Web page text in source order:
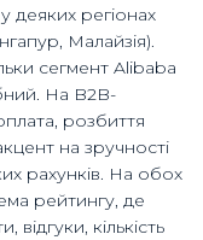
деяких регіонах
Малайзія).
сегмент Alibaba
На B2B-
розбиття
на зручності
рахунків. На обох
рейтингу, де
кількість